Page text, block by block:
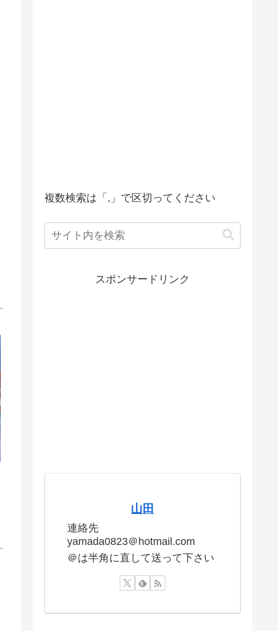
複数検索は「,」で区切ってください
スポンサードリンク
山田
連絡先
yamada0823＠hotmail.com
＠は半角に直して送って下さい